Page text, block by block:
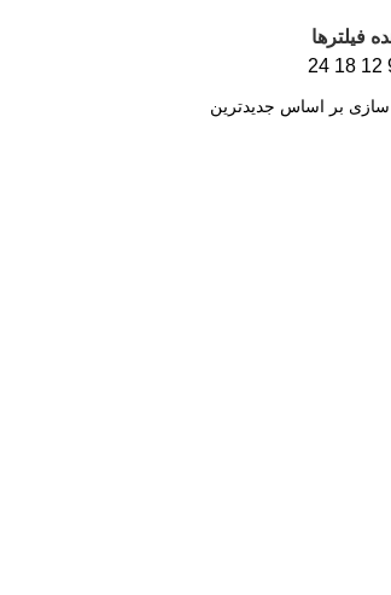
فیلترها
12
18
24